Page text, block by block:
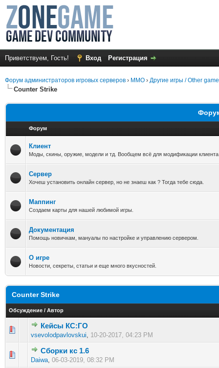
Приветствуем, Гость! Вход Регистрация
Форум администраторов игровых серверов › MMO › Другие игры / Other
Counter Strike
Форум
Клиент
Моды, скины, оружие, модели и тд. Вообщем всё для модификации
Сервер
Хочеш установить онлайн сервер, но не знаеш как ? Тогда тебе сюда.
Маппинг
Создаем карты для нашей любимой игры.
Документация
Помощь новичкам, мануалы по настройке и управлению сервером.
О игре
Новости, секреты, статьи и еще много вкусностей.
Counter Strike
Обсуждение / Автор
Кейсы КС:ГО
vsevolodpavlovskui, 10-20-2017, 04:23 PM
0 голос(ов) - 0 из 5 в среднем
Сборки кс 1.6
Daiwa, 06-03-2019, 08:32 PM
0 голос(ов) - 0 из 5 в среднем
1